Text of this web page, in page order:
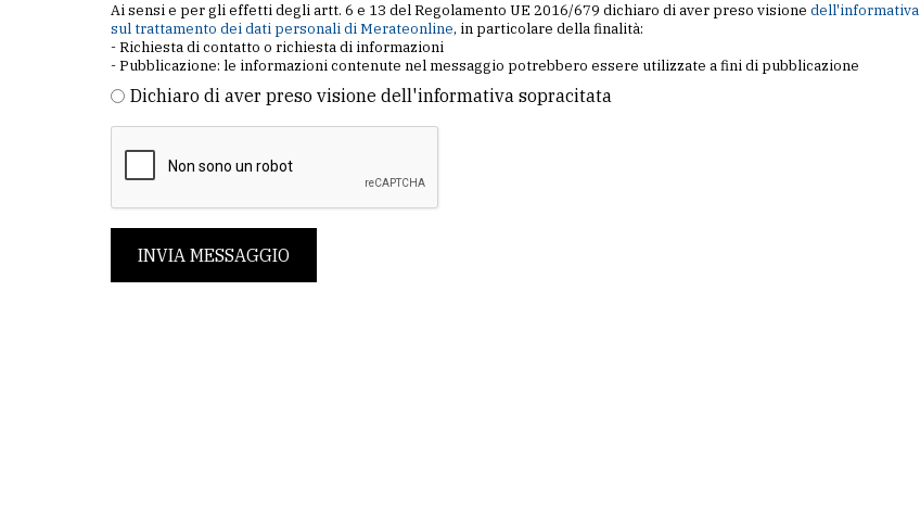
Ai sensi e per gli effetti degli artt. 6 e 13 del Regolamento UE 2016/679 dichiaro di aver preso visione dell'informativa
sul trattamento dei dati personali di Merateonline, in particolare della finalità:
- Richiesta di contatto o richiesta di informazioni
- Pubblicazione: le informazioni contenute nel messaggio potrebbero essere utilizzate a fini di pubblicazione
Dichiaro di aver preso visione dell'informativa sopracitata
INVIA MESSAGGIO